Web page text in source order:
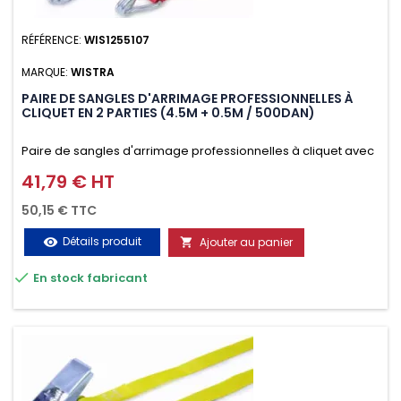
RÉFÉRENCE: WIS1255107
MARQUE: WISTRA
PAIRE DE SANGLES D'ARRIMAGE PROFESSIONNELLES À
CLIQUET EN 2 PARTIES (4.5M + 0.5M / 500DAN)
Paire de sangles d'arrimage professionnelles à cliquet avec
crochet en 2 parties (4.5M + 0.5M / 500daN), simple et rapide
d'utilisation. Permet d'arrimer et de sécuriser vos
chargements pendant le transport. Matière polyester très
résistante aux UV et aux variations de températures,
n'absorbe pas l'eau.
Prix
41,79 € HT
50,15 € TTC
visibility Détails produit  Ajouter au panier
 En stock fabricant